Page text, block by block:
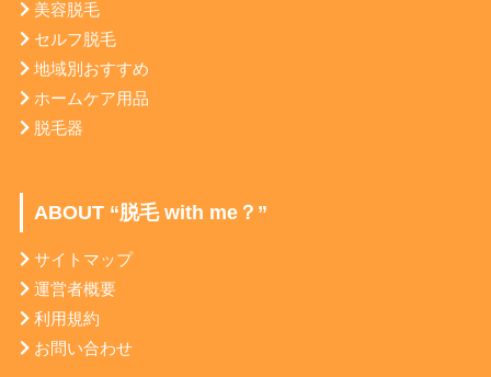
美容脱毛
セルフ脱毛
地域別おすすめ
ホームケア用品
脱毛器
ABOUT “脱毛 with me？”
サイトマップ
運営者概要
利用規約
お問い合わせ